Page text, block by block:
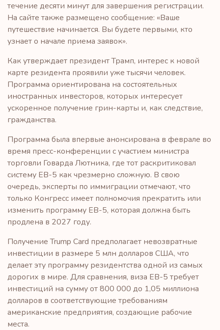
течение десяти минут для завершения регистрации.
На сайте также размещено сообщение: «Ваше
путешествие начинается. Вы будете первыми, кто
узнает о начале приема заявок».
Как утверждает президент Трамп, интерес к новой
карте резидента проявили уже тысячи человек.
Программа ориентирована на состоятельных
иностранных инвесторов, которых интересует
ускоренное получение грин-карты и, как следствие,
гражданства.
Программа была впервые анонсирована в феврале во
время пресс-конференции с участием министра
торговли Говарда Лютника, где тот раскритиковал
систему EB-5 как чрезмерно сложную. В свою
очередь, эксперты по иммиграции отмечают, что
только Конгресс имеет полномочия прекратить или
изменить программу EB-5, которая должна быть
продлена в 2027 году.
Получение Trump Card предполагает невозвратные
инвестиции в размере 5 млн долларов США, что
делает эту программу резидентства одной из самых
дорогих в мире. Для сравнения, виза EB-5 требует
инвестиций на сумму от 800 000 до 1,05 миллиона
долларов в соответствующие требованиям
американские предприятия, создающие рабочие
места.